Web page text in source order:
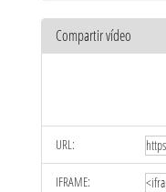
Compartir vídeo
URL:
IFRAME: